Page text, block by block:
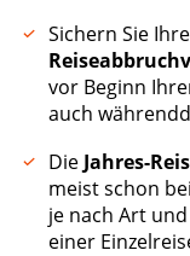
Sichern Sie
vor Beginn
auch
Die Jahres-
meist schon
je nach Art
einer